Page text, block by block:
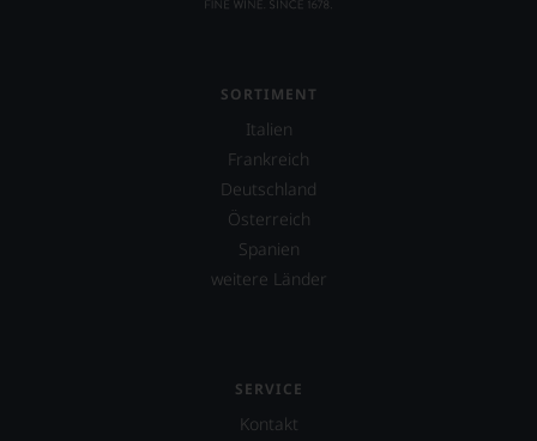
SORTIMENT
Italien
Frankreich
Deutschland
Österreich
Spanien
weitere Länder
SERVICE
Kontakt